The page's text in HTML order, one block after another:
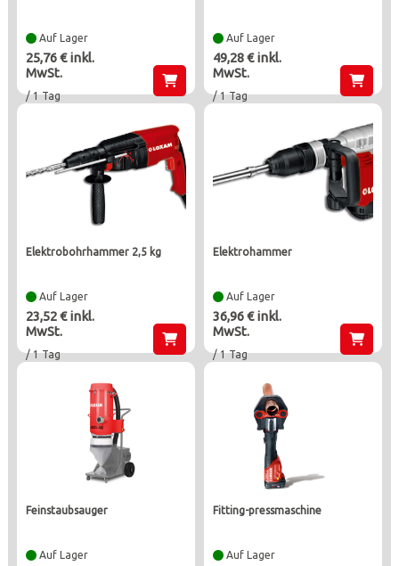
Auf Lager
25,76 € inkl.
MwSt.
/ 1 Tag
Auf Lager
49,28 € inkl.
MwSt.
/ 1 Tag
elektrobohrhammer 2,5 kg
Auf Lager
23,52 € inkl.
MwSt.
/ 1 Tag
elektrohammer
Auf Lager
36,96 € inkl.
MwSt.
/ 1 Tag
feinstaubsauger
Auf Lager
fitting-pressmaschine
Auf Lager